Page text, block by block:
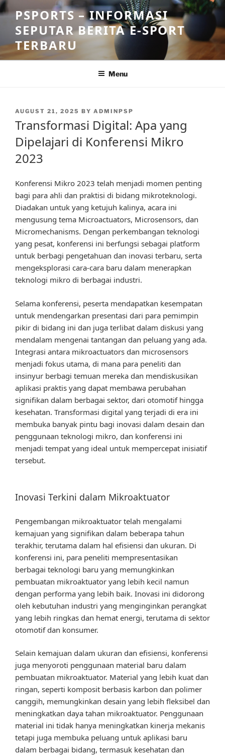
Skip
to
content
PSPORTS – INFORMASI
SEPUTAR BERITA E-SPORT
TERBARU
Menu
POSTED
AUGUST 21, 2025 BY ADMINPSP
Transformasi Digital: Apa yang
Dipelajari di Konferensi Mikro
2023
Konferensi Mikro 2023 telah menjadi momen penting
bagi para ahli dan praktisi di bidang mikroteknologi.
Diadakan untuk yang ketujuh kalinya, acara ini
mengusung tema Microactuators, Microsensors, dan
Micromechanisms. Dengan perkembangan teknologi
yang pesat, konferensi ini berfungsi sebagai platform
untuk berbagi pengetahuan dan inovasi terbaru, serta
mengeksplorasi cara-cara baru dalam menerapkan
teknologi mikro di berbagai industri.
Selama konferensi, peserta mendapatkan kesempatan
untuk mendengarkan presentasi dari para pemimpin
pikir di bidang ini dan juga terlibat dalam diskusi yang
mendalam mengenai tantangan dan peluang yang ada.
Integrasi antara mikroactuators dan microsensors
menjadi fokus utama, di mana para peneliti dan
insinyur berbagi temuan mereka dan mendiskusikan
aplikasi praktis yang dapat membawa perubahan
signifikan dalam berbagai sektor, dari otomotif hingga
kesehatan. Transformasi digital yang terjadi di era ini
membuka banyak pintu bagi inovasi dalam desain dan
penggunaan teknologi mikro, dan konferensi ini
menjadi tempat yang ideal untuk mempercepat inisiatif
tersebut.
Inovasi Terkini dalam Mikroaktuator
Pengembangan mikroaktuator telah mengalami
kemajuan yang signifikan dalam beberapa tahun
terakhir, terutama dalam hal efisiensi dan ukuran. Di
konferensi ini, para peneliti mempresentasikan
berbagai teknologi baru yang memungkinkan
pembuatan mikroaktuator yang lebih kecil namun
dengan performa yang lebih baik. Inovasi ini didorong
oleh kebutuhan industri yang menginginkan perangkat
yang lebih ringkas dan hemat energi, terutama di sektor
otomotif dan konsumer.
Selain kemajuan dalam ukuran dan efisiensi, konferensi
juga menyoroti penggunaan material baru dalam
pembuatan mikroaktuator. Material yang lebih kuat dan
ringan, seperti komposit berbasis karbon dan polimer
canggih, memungkinkan desain yang lebih fleksibel dan
meningkatkan daya tahan mikroaktuator. Penggunaan
material ini tidak hanya meningkatkan kinerja mekanis
tetapi juga membuka peluang untuk aplikasi baru
dalam berbagai bidang, termasuk kesehatan dan